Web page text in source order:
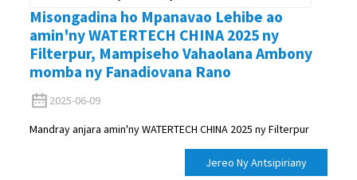
Misongadina ho Mpanavao Lehibe ao
amin'ny WATERTECH CHINA 2025 ny
Filterpur, Mampiseho Vahaolana Ambony
momba ny Fanadiovana Rano
2025-06-09
Mandray anjara amin'ny WATERTECH CHINA 2025 ny Filterpur
Jereo Ny Antsipiriany